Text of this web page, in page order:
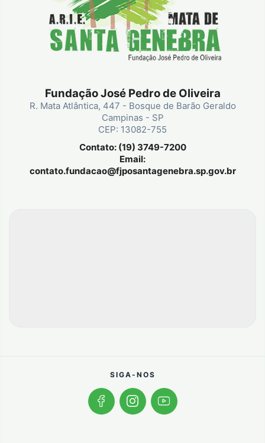
Fundação José Pedro de Oliveira
R. Mata Atlântica, 447 - Bosque de Barão Geraldo
Campinas - SP
CEP: 13082-755
Contato: (19) 3749-7200
Email:
contato.fundacao@fjposantagenebra.sp.gov.br
SIGA-NOS